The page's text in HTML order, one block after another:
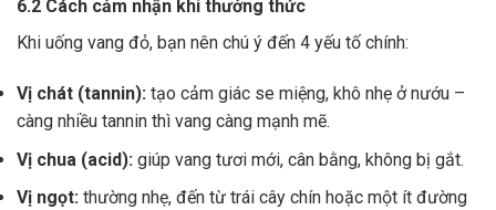
6.2 Cách cảm nhận khi thưởng thức
Khi uống vang đỏ, bạn nên chú ý đến 4 yếu tố chính:
Vị chát (tannin): tạo cảm giác se miệng, khô nhẹ ở nướu –
càng nhiều tannin thì vang càng mạnh mẽ.
Vị chua (acid): giúp vang tươi mới, cân bằng, không bị gắt.
Vị ngọt: thường nhẹ, đến từ trái cây chín hoặc một ít đường